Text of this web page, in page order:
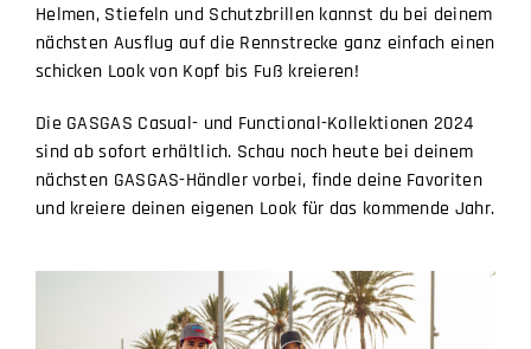
Helmen, Stiefeln und Schutzbrillen kannst du bei deinem
nächsten Ausflug auf die Rennstrecke ganz einfach einen
schicken Look von Kopf bis Fuß kreieren!
Die GASGAS Casual- und Functional-Kollektionen 2024
sind ab sofort erhältlich. Schau noch heute bei deinem
nächsten GASGAS-Händler vorbei, finde deine Favoriten
und kreiere deinen eigenen Look für das kommende Jahr.